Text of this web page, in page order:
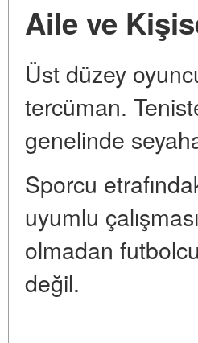
Aile ve
Üst düzey
tercüman.
genelinde
Sporcu
uyumlu
olmadan
değil.